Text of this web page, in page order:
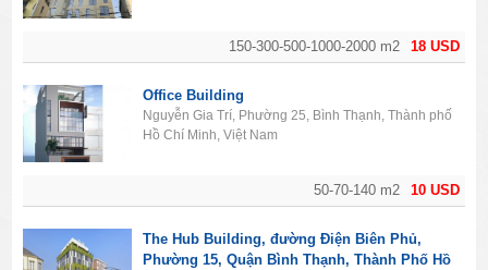
18 USD
150-300-500-1000-2000 m2
10 USD
50-70-140 m2
Office Building
Nguyễn Gia Trí, Phường 25, Bình Thạnh, Thành phố
Hồ Chí Minh, Việt Nam
The Hub Building, đường Điện Biên Phủ,
Phường 15, Quận Bình Thạnh, Thành Phố Hồ